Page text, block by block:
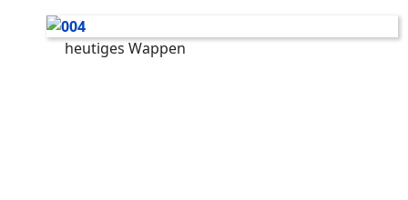
heutiges Wappen